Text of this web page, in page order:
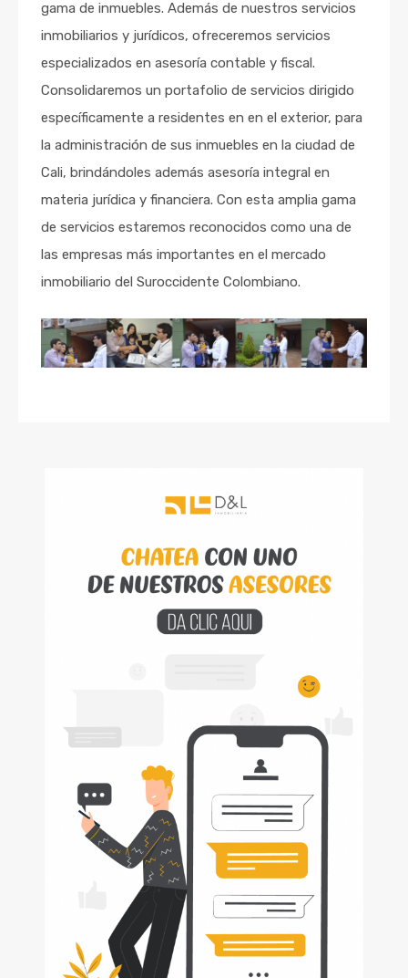
gama de inmuebles. Además de nuestros servicios
inmobiliarios y jurídicos, ofreceremos servicios
especializados en asesoría contable y fiscal.
Consolidaremos un portafolio de servicios dirigido
específicamente a residentes en en el exterior, para
la administración de sus inmuebles en la ciudad de
Cali, brindándoles además asesoría integral en
materia jurídica y financiera. Con esta amplia gama
de servicios estaremos reconocidos como una de
las empresas más importantes en el mercado
inmobiliario del Suroccidente Colombiano.